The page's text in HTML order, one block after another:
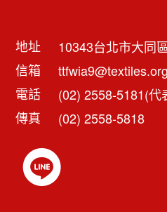
地址
10343台北市大同
信箱
電話
(02) 2558-5181(代
傳真
(02) 2558-5818